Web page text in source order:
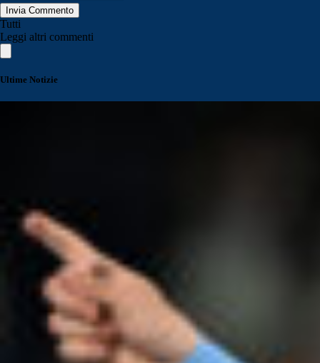
Invia Commento
Tutti
Leggi altri commenti
Ultime Notizie